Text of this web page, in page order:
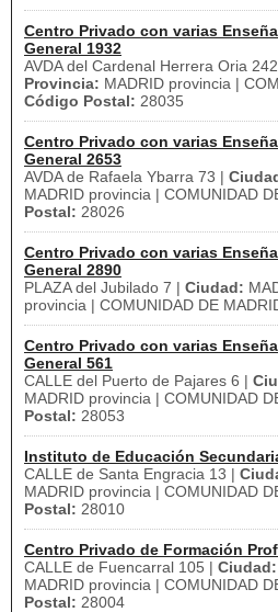
Centro Privado con varias
General 1932
AVDA del Cardenal Herrera Oria
Provincia: MADRID provincia |
Código Postal: 28035
Centro Privado con varias
General 2653
AVDA de Rafaela Ybarra 73 |
MADRID provincia | COMUNIDAD
Postal: 28026
Centro Privado con varias
General 2890
PLAZA del Jubilado 7 | Ciudad:
provincia | COMUNIDAD DE
Centro Privado con varias
General 561
CALLE del Puerto de Pajares 6 |
MADRID provincia | COMUNIDAD
Postal: 28053
Instituto de Educación
CALLE de Santa Engracia 13 |
MADRID provincia | COMUNIDAD
Postal: 28010
Centro Privado de Formación
CALLE de Fuencarral 105 | Ciudad:
MADRID provincia | COMUNIDAD
Postal: 28004